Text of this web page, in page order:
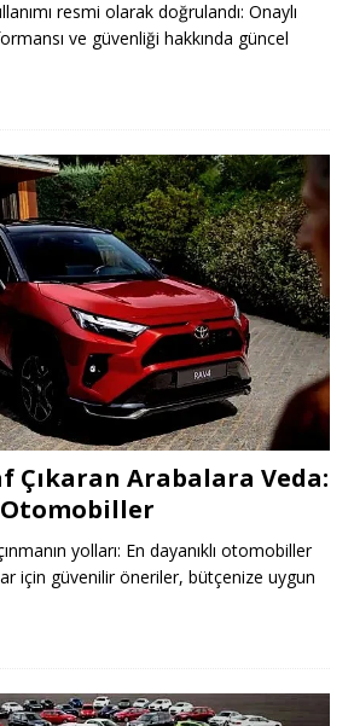
resmi olarak doğrulandı: Onaylı
ve güvenliği hakkında güncel
Çıkaran Arabalara Veda:
Otomobiller
yolları: En dayanıklı otomobiller
için güvenilir öneriler, bütçenize uygun